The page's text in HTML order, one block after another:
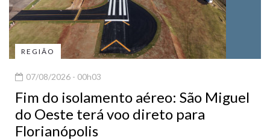
REGIÃO
07/08/2026 - 00h03
Fim do isolamento aéreo: São Miguel
do Oeste terá voo direto para
Florianópolis